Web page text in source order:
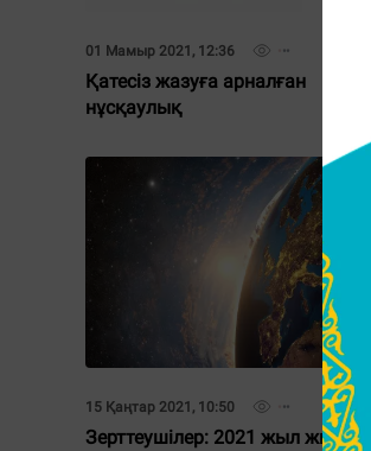
01 Мамыр 2021, 12:36
Қатесіз жазуға арналған
нұсқаулық
15 Қаңтар 2021, 10:50
Зерттеушілер: 2021 жыл жылдам